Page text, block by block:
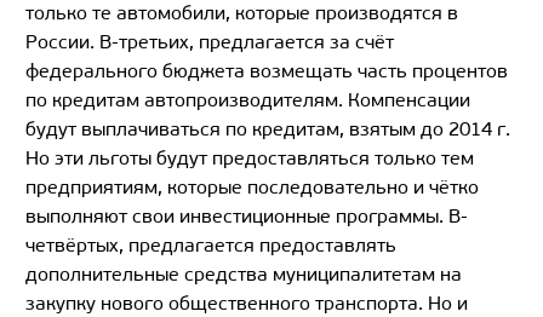
только те автомобили, которые производятся в
России. В-третьих, предлагается за счёт
федерального бюджета возмещать часть процентов
по кредитам автопроизводителям. Компенсации
будут выплачиваться по кредитам, взятым до 2014 г.
Но эти льготы будут предоставляться только тем
предприятиям, которые последовательно и чётко
выполняют свои инвестиционные программы. В-
четвёртых, предлагается предоставлять
дополнительные средства муниципалитетам на
закупку нового общественного транспорта. Но и